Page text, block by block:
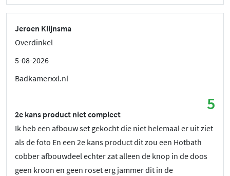
Jeroen Klijnsma
Overdinkel
5-08-2026
Badkamerxxl.nl
5
2e kans product niet compleet
Ik heb een afbouw set gekocht die niet helemaal er uit ziet
als de foto En een 2e kans product dit zou een Hotbath
cobber afbouwdeel echter zat alleen de knop in de doos
geen kroon en geen roset erg jammer dit in de